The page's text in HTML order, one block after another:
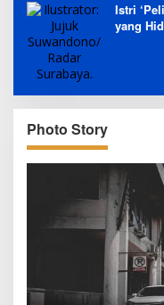
Istri
yang
Photo Story